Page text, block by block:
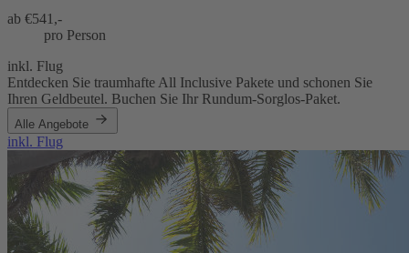
ab €541,-
pro Person
inkl. Flug
Entdecken Sie traumhafte All Inclusive Pakete und schonen Sie
Ihren Geldbeutel. Buchen Sie Ihr Rundum-Sorglos-Paket.
Alle Angebote
inkl. Flug